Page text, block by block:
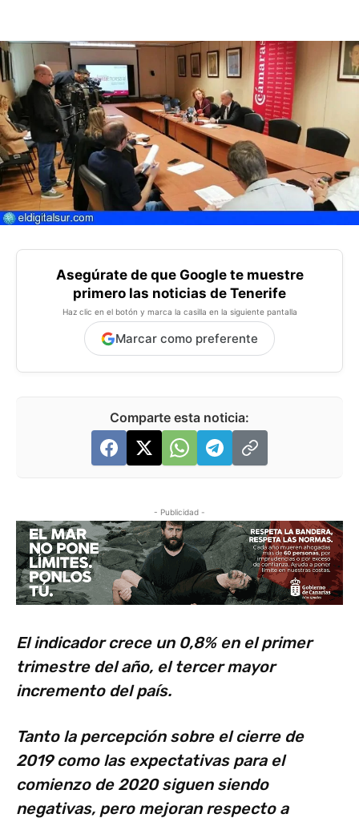
Asegúrate de que Google te muestre
primero las noticias de Tenerife
Haz clic en el botón y marca la casilla en la siguiente pantalla
Marcar como preferente
Comparte esta noticia:
- Publicidad -
El indicador crece un 0,8% en el primer
trimestre del año, el tercer mayor
incremento del país.
Tanto la percepción sobre el cierre de
2019 como las expectativas para el
comienzo de 2020 siguen siendo
negativas, pero mejoran respecto a